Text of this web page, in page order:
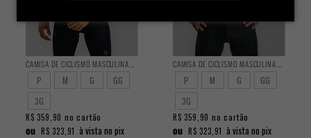
P M G
GG
3G
R$ 359,90 no cartão
ou R$ 323,91 à vista no pix
P M G
GG
3G
R$ 359,90 no cartão
ou R$ 323,91 à vista no pix